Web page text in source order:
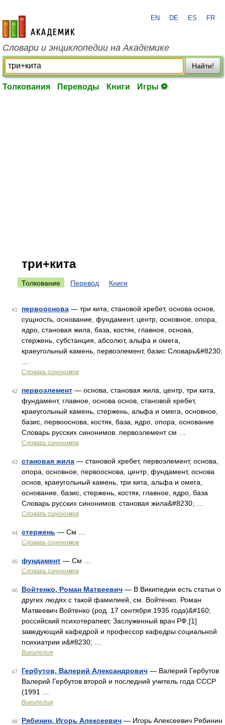
academic.ru
EN DE ES FR
Словари и энциклопедии на Академике
Найти!
Толкования Переводы Книги Игры ⚽
три+кита
Толкование Перевод Книги
41 первооснова — три кита, становой хребет, основа основ,
сущность, основание, фундамент, центр, основное, опора,
ядро, становая жила, база, костяк, главное, основа,
стержень, субстанция, абсолют, альфа и омега,
краеугольный камень, первоэлемент, базис Словарь&#8230;
Словарь синонимов
42 первоэлемент — основа, становая жила, центр, три кита,
фундамент, главное, основа основ, становой хребет,
краеугольный камень, стержень, альфа и омега, основное,
базис, первооснова, костяк, база, ядро, опора, основание
Словарь русских синонимов. первоэлемент см …
Словарь синонимов
43 становая жила — становой хребет, первоэлемент, основа,
опора, основное, первооснова, центр, фундамент, основа
основ, краеугольный камень, три кита, альфа и омега,
основание, базис, стержень, костяк, главное, ядро, база
Словарь русских синонимов. становая жила&#8230; …
Словарь синонимов
44 стержень — См …
Словарь синонимов
45 фундамент — См …
Словарь синонимов
46 Войтенко, Роман Матвеевич — В Википедии есть статьи о
других людях с такой фамилией, см. Войтенко. Роман
Матвеевич Войтенко (род. 17 сентября 1935 года)&#160;
российский психотерапевт, Заслуженный врач РФ,[1]
заведующий кафедрой и профессор кафедры социальной
психиатрии и&#8230; …
Википедия
47 Гербутов, Валерий Александрович — Валерий Гербутов
Валерий Гербутов второй и последний учитель года СССР
(1991 …
Википедия
48 Рябинин, Игорь Алексеевич — Игорь Алексеевич Рябинин